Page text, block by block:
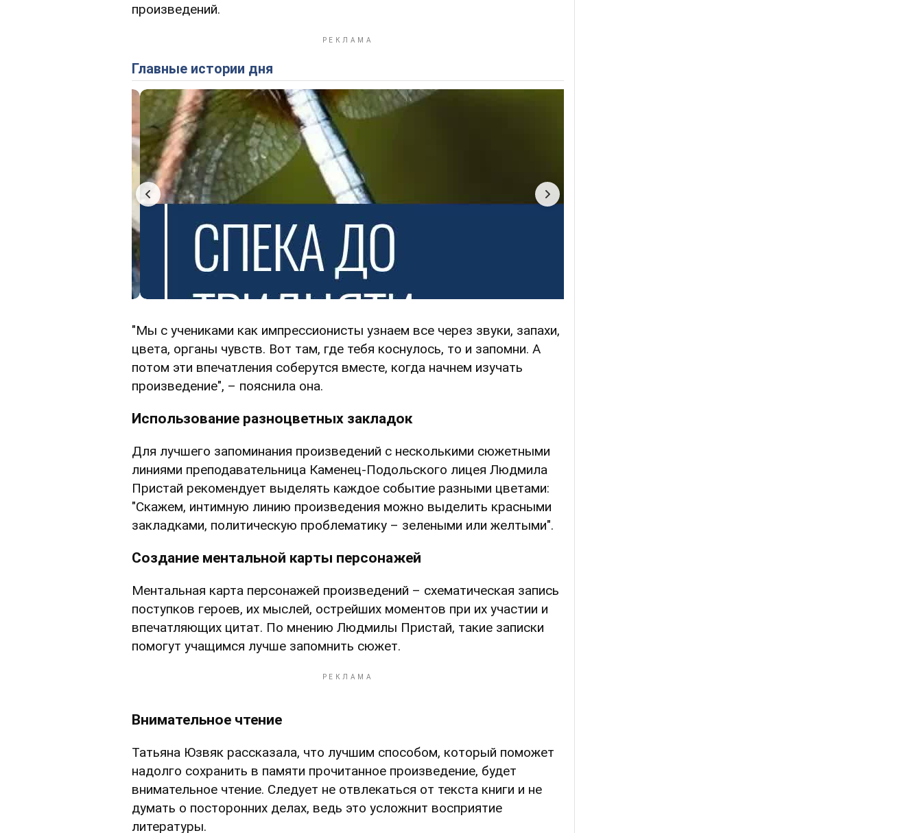
произведений.
Главные истории дня
"Мы с учениками как импрессионисты узнаем все через звуки, запахи,
цвета, органы чувств. Вот там, где тебя коснулось, то и запомни. А
потом эти впечатления соберутся вместе, когда начнем изучать
произведение", – пояснила она.
Использование разноцветных закладок
Для лучшего запоминания произведений с несколькими сюжетными
линиями преподавательница Каменец-Подольского лицея Людмила
Пристай рекомендует выделять каждое событие разными цветами:
"Скажем, интимную линию произведения можно выделить красными
закладками, политическую проблематику – зелеными или желтыми".
Создание ментальной карты персонажей
Ментальная карта персонажей произведений – схематическая запись
поступков героев, их мыслей, острейших моментов при их участии и
впечатляющих цитат. По мнению Людмилы Пристай, такие записки
помогут учащимся лучше запомнить сюжет.
Внимательное чтение
Татьяна Юзвяк рассказала, что лучшим способом, который поможет
надолго сохранить в памяти прочитанное произведение, будет
внимательное чтение. Следует не отвлекаться от текста книги и не
думать о посторонних делах, ведь это усложнит восприятие
литературы.